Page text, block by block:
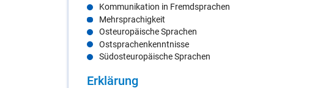
Kommunikation in Fremdsprachen
Mehrsprachigkeit
Osteuropäische Sprachen
Ostsprachenkenntnisse
Südosteuropäische Sprachen
Er­klä­rung